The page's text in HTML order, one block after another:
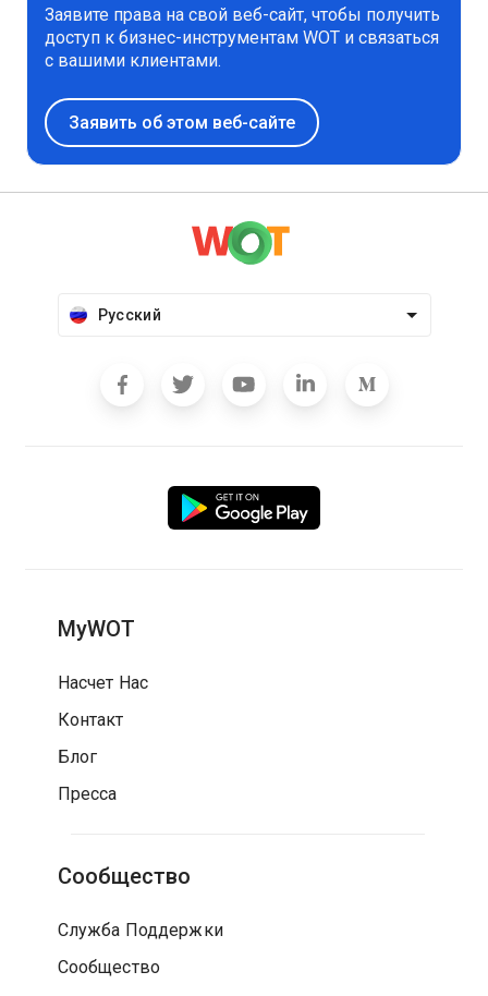
Заявите права на свой веб-сайт, чтобы получить
доступ к бизнес-инструментам WOT и связаться
с вашими клиентами.
Заявить об этом веб-сайте
Русский
MyWOT
Насчет Нас
Контакт
Блог
Пресса
Сообщество
Служба Поддержки
Сообщество